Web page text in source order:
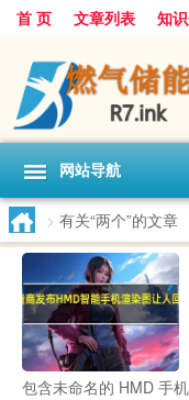
首 页 文章列表 知
网站导航
> 有关“两个”的文章
包含未命名的 HMD 手